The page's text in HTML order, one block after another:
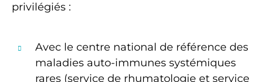
privilégiés :
Avec le centre national de référence des
maladies auto-immunes systémiques
rares (service de rhumatologie et service